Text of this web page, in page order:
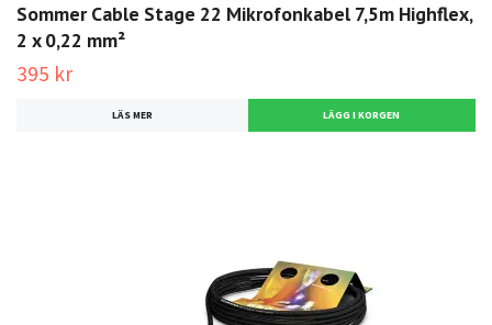
Sommer Cable Stage 22 Mikrofonkabel 7,5m Highflex,
2 x 0,22 mm²
395 kr
LÄS MER